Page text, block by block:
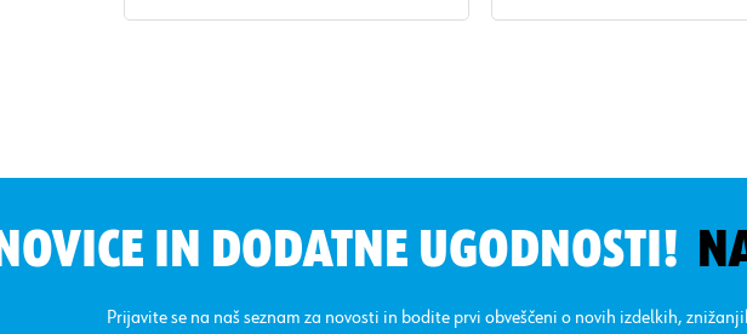
NOVICE IN DODATNE UGODNOSTI!
Prijavite se na naš seznam za novosti in bodite prvi obveščeni o novih izdelkih,